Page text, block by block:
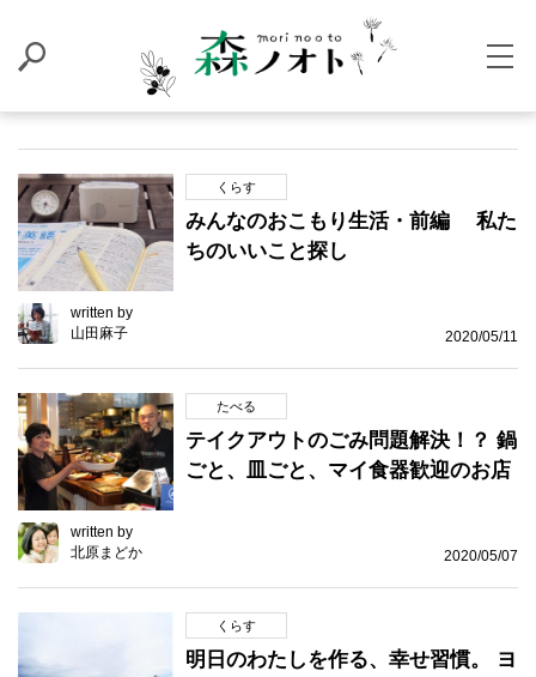
くらす
みんなのおこもり生活・前編 私た
ちのいいこと探し
written by
山田麻子
2020/05/11
たべる
テイクアウトのごみ問題解決！？ 鍋
ごと、皿ごと、マイ食器歓迎のお店
written by
北原まどか
2020/05/07
くらす
明日のわたしを作る、幸せ習慣。 ヨ